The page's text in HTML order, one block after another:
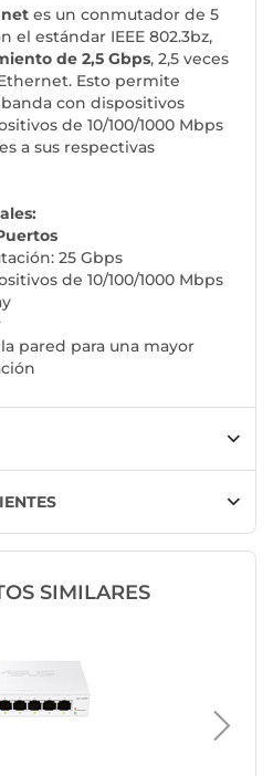
es un conmutador de 5
el estándar IEEE 802.3bz,
de 2,5 Gbps, 2,5 veces
Esto permite
con dispositivos
de 10/100/1000 Mbps
a sus respectivas
25 Gbps
de 10/100/1000 Mbps
pared para una mayor
SIMILARES